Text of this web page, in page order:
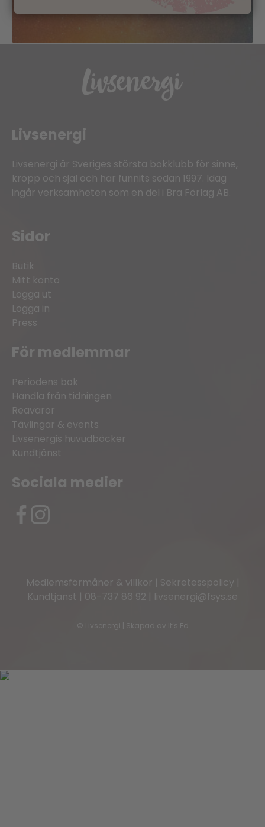
Livsenergi
Livsenergi är Sveriges största bokklubb för sinne,
kropp och själ och har funnits sedan 1997. Idag
ingår verksamheten som en del i Bra Förlag AB.
Sidor
Butik
Mitt konto
Logga ut
Logga in
Press
För medlemmar
Periodens bok
Handla från tidningen
Reavaror
Tävlingar & events
Livsenergis huvudböcker
Kundtjänst
Sociala medier
Medlemsförmåner & villkor | Sekretesspolicy |
Kundtjänst | 08-737 86 92 | livsenergi@fsys.se
© Livsenergi | Skapad av It’s Ed